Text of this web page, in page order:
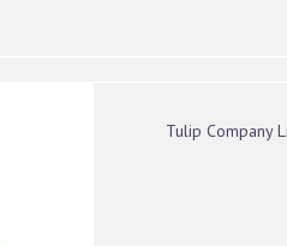
Tulip Company